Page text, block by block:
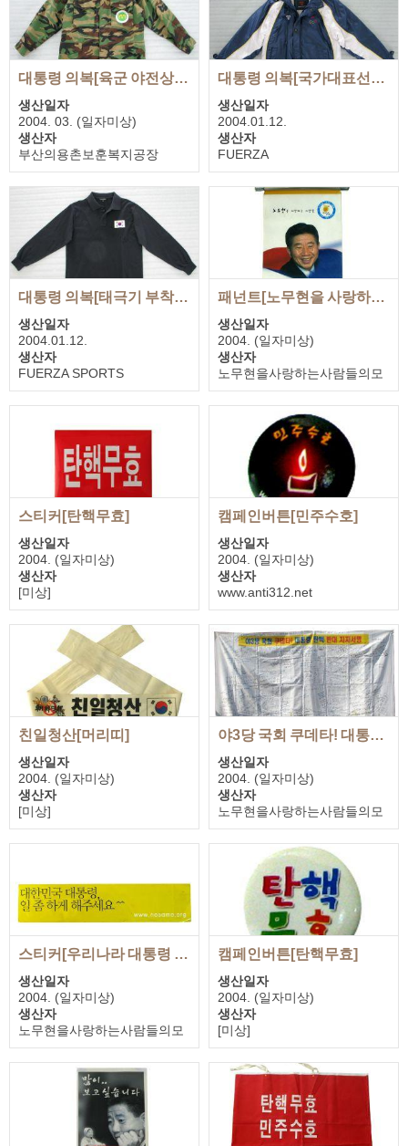
대통령 의복[육군 야전상의]
생산일자
2004. 03. (일자미상)
생산자
부산의용촌보훈복지공장
기증자
노무현대통령 사저
대통령 의복[국가대표선수단 점퍼-아테네올림픽 국가대표선수 격려]
생산일자
2004.01.12.
생산자
FUERZA
기증자
노무현대통령 사저
대통령 의복[태극기 부착된 폴로셔츠-아테네올림픽 국가대표선수 격려 ]
생산일자
2004.01.12.
생산자
FUERZA SPORTS
기증자
노무현대통령 사저
패넌트[노무현을 사랑하는 사람들]
생산일자
2004. (일자미상)
생산자
노무현을사랑하는사람들의모
임
기증자
노무현을사랑하는사람들의모
스티커[탄핵무효]
생산일자
2004. (일자미상)
생산자
[미상]
기증자
노무현을사랑하는사람들의모
캠페인버튼[민주수호]
생산일자
2004. (일자미상)
생산자
www.anti312.net
기증자
노무현을사랑하는사람들의모
임
친일청산[머리띠]
생산일자
2004. (일자미상)
생산자
[미상]
기증자
노무현을사랑하는사람들의모
야3당 국회 쿠데타! 대통령 탄핵반대 지지서명
생산일자
2004. (일자미상)
생산자
노무현을사랑하는사람들의모
임
기증자
노무현을사랑하는사람들의모
스티커[우리나라 대통령 일 좀 하게 해주세요^^]
생산일자
2004. (일자미상)
생산자
노무현을사랑하는사람들의모
임
기증자
노무현을사랑하는사람들의모
캠페인버튼[탄핵무효]
생산일자
2004. (일자미상)
생산자
[미상]
기증자
노무현을사랑하는사람들의모